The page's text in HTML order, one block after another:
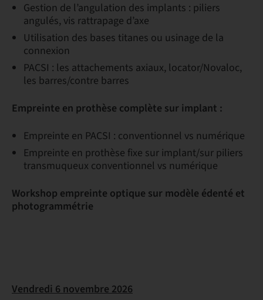
Gestion de l’angulation des implants : piliers
angulés, vis rattrapage d’axe
Utilisation des bases titanes ou usinage de la
connexion
PACSI : les attachements axiaux, locator/Novaloc,
les barres/contre barres
Empreinte en prothèse complète sur implant :
Empreinte en PACSI : conventionnel vs numérique
Empreinte en prothèse fixe sur implant/sur piliers
transmuqueux conventionnel vs numérique
Workshop empreinte optique sur modèle édenté et
photogrammétrie
Vendredi 6 novembre 2026